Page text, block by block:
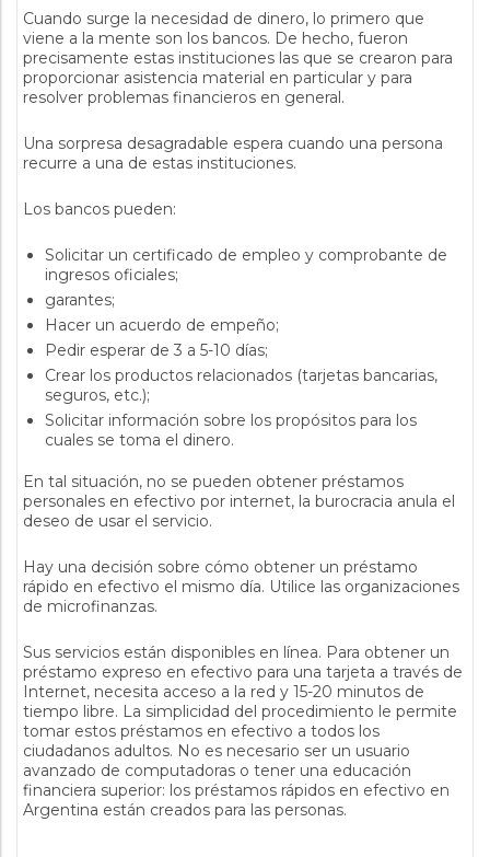
Cuando surge la necesidad de dinero, lo primero que
viene a la mente son los bancos. De hecho, fueron
precisamente estas instituciones las que se crearon para
proporcionar asistencia material en particular y para
resolver problemas financieros en general.
Una sorpresa desagradable espera cuando una persona
recurre a una de estas instituciones.
Los bancos pueden:
Solicitar un certificado de empleo y comprobante de
ingresos oficiales;
garantes;
Hacer un acuerdo de empeño;
Pedir esperar de 3 a 5-10 días;
Crear los productos relacionados (tarjetas bancarias,
seguros, etc.);
Solicitar información sobre los propósitos para los
cuales se toma el dinero.
En tal situación, no se pueden obtener préstamos
personales en efectivo por internet, la burocracia anula el
deseo de usar el servicio.
Hay una decisión sobre cómo obtener un préstamo
rápido en efectivo el mismo día. Utilice las organizaciones
de microfinanzas.
Sus servicios están disponibles en línea. Para obtener un
préstamo expreso en efectivo para una tarjeta a través de
Internet, necesita acceso a la red y 15-20 minutos de
tiempo libre. La simplicidad del procedimiento le permite
tomar estos préstamos en efectivo a todos los
ciudadanos adultos. No es necesario ser un usuario
avanzado de computadoras o tener una educación
financiera superior: los préstamos rápidos en efectivo en
Argentina están creados para las personas.